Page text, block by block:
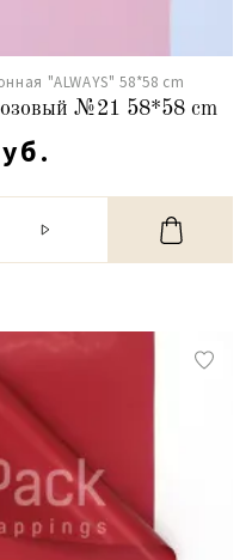
"ALWAYS" 58*58 cm
№21 58*58 cm